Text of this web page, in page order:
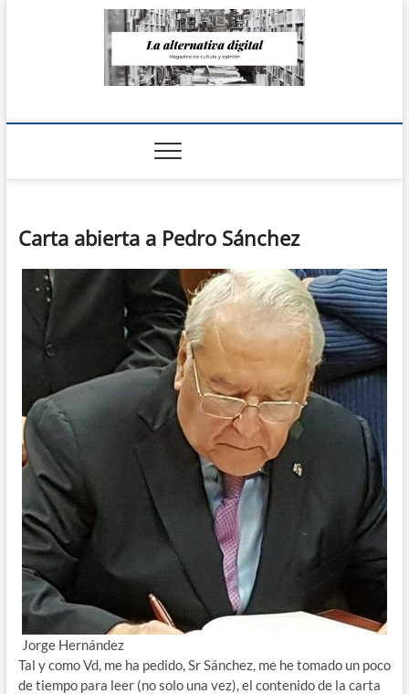
La Alternativa
Carta abierta a Pedro Sánchez
Jorge Hernández
Tal y como Vd, me ha pedido, Sr Sánchez, me he tomado un poco
de tiempo para leer (no solo una vez), el contenido de la carta